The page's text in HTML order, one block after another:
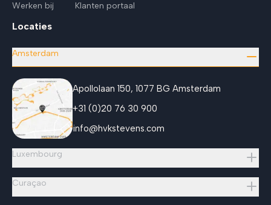
Werken bij Klanten portaal
Locaties
Amsterdam
Apollolaan 150, 1077 BG Amsterdam
+31 (0)20 76 30 900
info@hvkstevens.com
Luxembourg
Curaçao